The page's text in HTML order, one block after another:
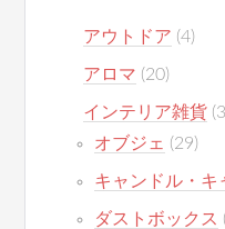
アウトドア (4)
アロマ (20)
インテリア雑貨
オブジェ (29)
キャンドル・キ
ダストボックス